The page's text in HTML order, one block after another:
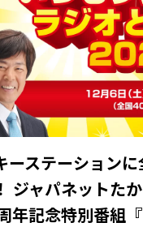
ーステーション
ジャパネットた
年記念特別番組